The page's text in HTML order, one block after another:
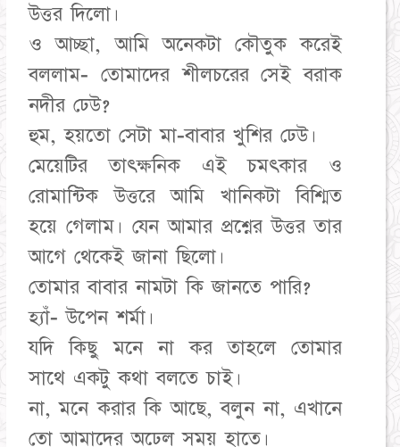
উত্তর দিলো।
ও আচ্ছা, আমি অনেকটা কৌতুক করেই
বললাম- তোমাদের শীলচরের সেই বরাক
নদীর ঢেউ?
হুম, হয়তো সেটা মা-বাবার খুশির ঢেউ।
মেয়েটির তাৎক্ষনিক এই চমৎকার ও
রোমান্টিক উত্তরে আমি খানিকটা বিশ্মিত
হয়ে গেলাম। যেন আমার প্রশ্নের উত্তর তার
আগে থেকেই জানা ছিলো।
তোমার বাবার নামটা কি জানতে পারি?
হ্যাঁ- উপেন শর্মা।
যদি কিছু মনে না কর তাহলে তোমার
সাথে একটু কথা বলতে চাই।
না, মনে করার কি আছে, বলুন না, এখানে
তো আমাদের অঢেল সময় হাতে।